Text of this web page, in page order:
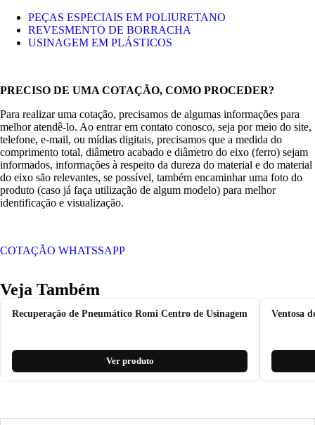
PEÇAS ESPECIAIS EM POLIURETANO
REVESMENTO DE BORRACHA
USINAGEM EM PLÁSTICOS
PRECISO DE UMA COTAÇÃO, COMO PROCEDER?
Para realizar uma cotação, precisamos de algumas informações para
melhor atendê-lo. Ao entrar em contato conosco, seja por meio do site,
telefone, e-mail, ou mídias digitais, precisamos que a medida do
comprimento total, diâmetro acabado e diâmetro do eixo (ferro) sejam
informados, informações à respeito da dureza do material e do material
do eixo são relevantes, se possível, também encaminhar uma foto do
produto (caso já faça utilização de algum modelo) para melhor
identificação e visualização.
COTAÇÃO WHATSSAPP
Veja Também
Recuperação de Pneumático Romi Centro de Usinagem
Ver produto
Ventosa